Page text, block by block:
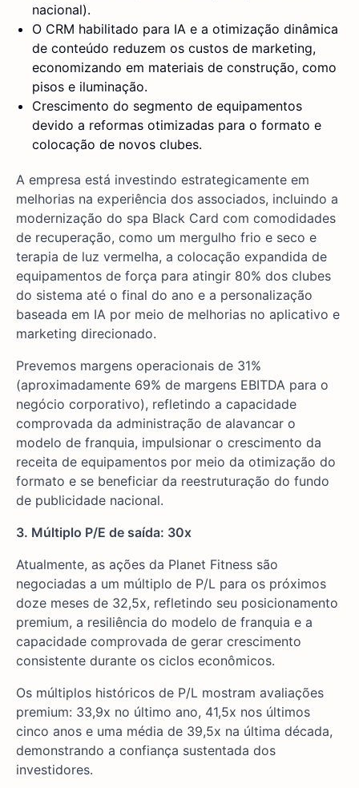
nacional).
O CRM habilitado para IA e a otimização dinâmica
de conteúdo reduzem os custos de marketing,
economizando em materiais de construção, como
pisos e iluminação.
Crescimento do segmento de equipamentos
devido a reformas otimizadas para o formato e
colocação de novos clubes.
A empresa está investindo estrategicamente em
melhorias na experiência dos associados, incluindo a
modernização do spa Black Card com comodidades
de recuperação, como um mergulho frio e seco e
terapia de luz vermelha, a colocação expandida de
equipamentos de força para atingir 80% dos clubes
do sistema até o final do ano e a personalização
baseada em IA por meio de melhorias no aplicativo e
marketing direcionado.
Prevemos margens operacionais de 31%
(aproximadamente 69% de margens EBITDA para o
negócio corporativo), refletindo a capacidade
comprovada da administração de alavancar o
modelo de franquia, impulsionar o crescimento da
receita de equipamentos por meio da otimização do
formato e se beneficiar da reestruturação do fundo
de publicidade nacional.
3. Múltiplo P/E de saída: 30x
Atualmente, as ações da Planet Fitness são
negociadas a um múltiplo de P/L para os próximos
doze meses de 32,5x, refletindo seu posicionamento
premium, a resiliência do modelo de franquia e a
capacidade comprovada de gerar crescimento
consistente durante os ciclos econômicos.
Os múltiplos históricos de P/L mostram avaliações
premium: 33,9x no último ano, 41,5x nos últimos
cinco anos e uma média de 39,5x na última década,
demonstrando a confiança sustentada dos
investidores.